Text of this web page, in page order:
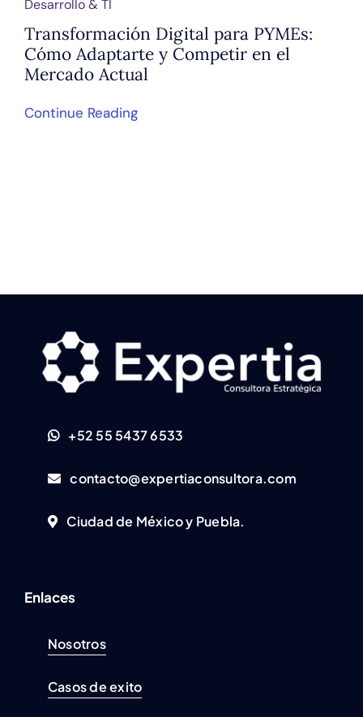
Desarrollo & TI
Transformación Digital para PYMEs:
Cómo Adaptarte y Competir en el
Mercado Actual
Continue Reading
+52 55 5437 6533
contacto@expertiaconsultora.com
Ciudad de México y Puebla.
Enlaces
Nosotros
Casos de exito